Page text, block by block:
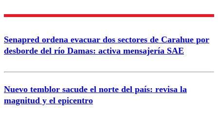
Senapred ordena evacuar dos sectores de Carahue por
desborde del río Damas: activa mensajería SAE
Nuevo temblor sacude el norte del país: revisa la
magnitud y el epicentro